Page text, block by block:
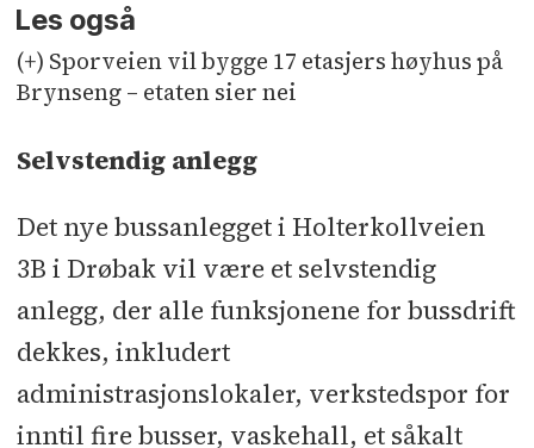
Les også
(+) Sporveien vil bygge 17 etasjers høyhus på
Brynseng – etaten sier nei
Selvstendig anlegg
Det nye bussanlegget i Holterkollveien
3B i Drøbak vil være et selvstendig
anlegg, der alle funksjonene for bussdrift
dekkes, inkludert
administrasjonslokaler, verkstedspor for
inntil fire busser, vaskehall, et såkalt